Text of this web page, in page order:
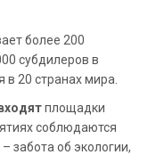
более 200
субдилеров в
в 20 странах мира.
площадки
соблюдаются
забота об экологии,